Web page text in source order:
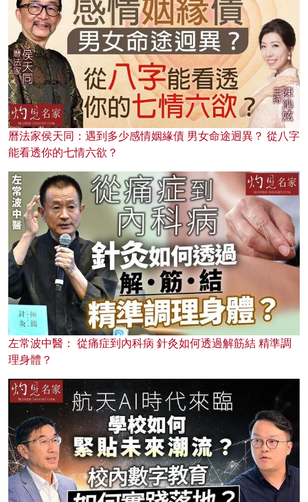
曆法家侯天同：遇到多少感情姻緣債 男女命途迥異？ 從八字
能看透你的七情六欲？
左常波中醫： 從痛症到內科病 針灸如何透過解筋結 精準調
理身體？